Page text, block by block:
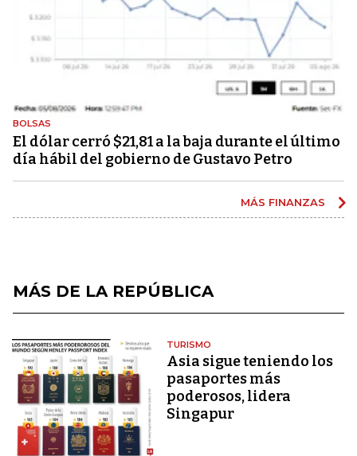
BOLSAS
El dólar cerró $21,81 a la baja durante el último
día hábil del gobierno de Gustavo Petro
MÁS FINANZAS
MÁS DE LA REPÚBLICA
TURISMO
Asia sigue teniendo los
pasaportes más
poderosos, lidera
Singapur